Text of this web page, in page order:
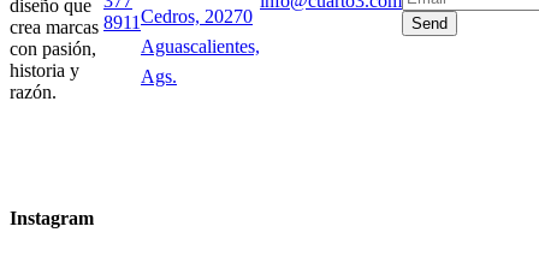
diseño que
crea marcas
con pasión,
historia y
razón.
8911Cedros, 20270
Aguascalientes,
Ags.
Send
Instagram